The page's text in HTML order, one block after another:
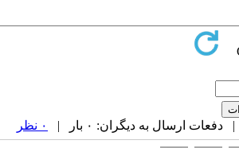
| دفعات ارسال به دیگران: ۰ بار | ۰ نظر